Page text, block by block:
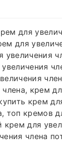
для
для
увеличения
крем
крем
топ кремов
крем для
члена